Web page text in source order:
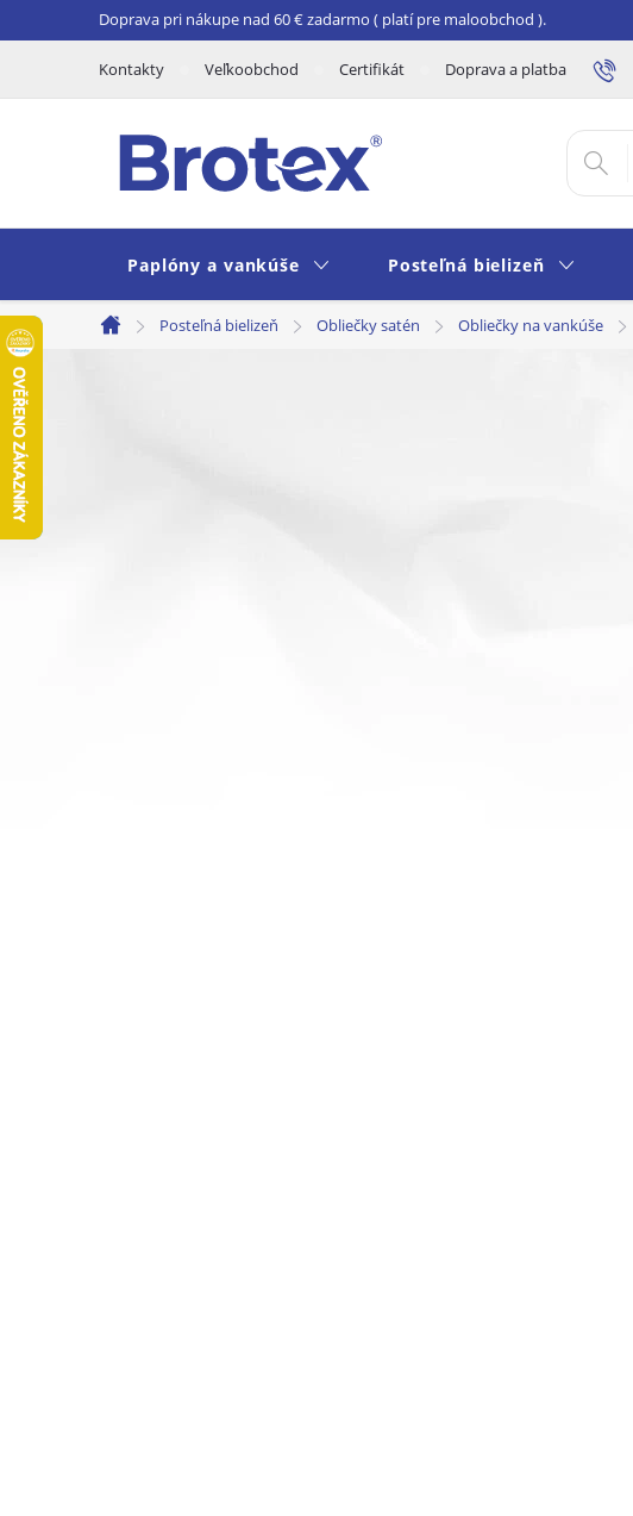
na
Doprava pri nákupe nad 60 € zadarmo ( platí pre maloobchod ).
Kontakty Veľkoobchod Certifikát Doprava a platba SK
Paplóny a vankúše Posteľná bielizeň
Domov
Posteľná bielizeň Obliečky satén Obliečky na vankúše